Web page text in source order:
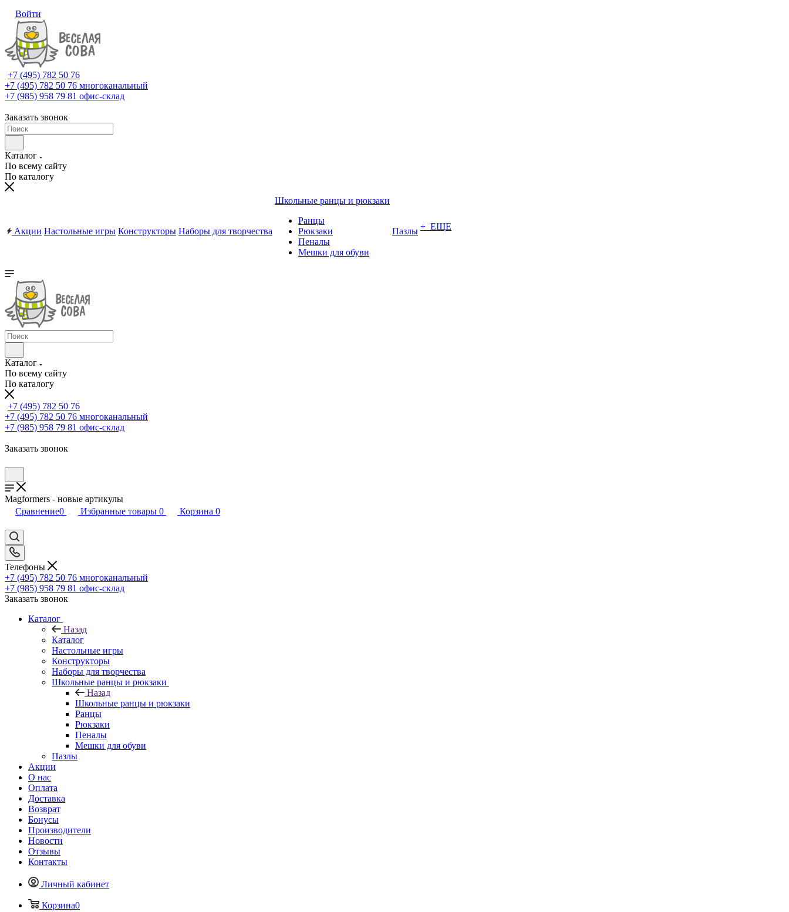
Войти
+7 (495) 782 50 76
+7 (495) 782 50 76 многоканальный
+7 (985) 958 79 81 офис-склад
Заказать звонок
Каталог
По всему сайту
По каталогу
Акции Настольные игры Конструкторы Наборы для творчества
Школьные ранцы и рюкзаки
Ранцы
Рюкзаки
Пеналы
Мешки для обуви
Пазлы + ЕЩЕ
Каталог
По всему сайту
По каталогу
+7 (495) 782 50 76
+7 (495) 782 50 76 многоканальный
+7 (985) 958 79 81 офис-склад
Заказать звонок
Magformers - новые артикулы
Сравнение0 Избранные товары 0 Корзина 0
Телефоны
+7 (495) 782 50 76 многоканальный
+7 (985) 958 79 81 офис-склад
Заказать звонок
Каталог
Назад
Каталог
Настольные игры
Конструкторы
Наборы для творчества
Школьные ранцы и рюкзаки
Назад
Школьные ранцы и рюкзаки
Ранцы
Рюкзаки
Пеналы
Мешки для обуви
Пазлы
Акции
О нас
Оплата
Доставка
Возврат
Бонусы
Производители
Новости
Отзывы
Контакты
Личный кабинет
Корзина0